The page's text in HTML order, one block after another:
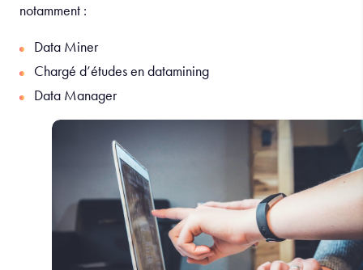
notamment :
Data Miner
Chargé d’études en datamining
Data Manager